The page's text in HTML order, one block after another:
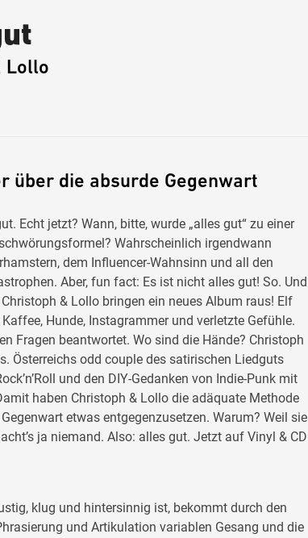
Lollo
über die absurde Gegenwart
Echt jetzt? Wann, bitte, wurde „alles gut“ zu einer
Wahrscheinlich irgendwann
dem Influencer-Wahnsinn und all den
Aber, fun fact: Es ist nicht alles gut! So. Und
& Lollo bringen ein neues Album raus! Elf
Hunde, Instagrammer und verletzte Gefühle.
Fragen beantwortet. Wo sind die Hände? Christoph
Österreichs odd couple des satirischen Liedguts
und den DIY-Gedanken von Indie-Punk mit
haben Christoph & Lollo die adäquate Methode
etwas entgegenzusetzen. Warum? Weil sie
ja niemand. Also: alles gut. Jetzt auf Vinyl & CD
klug und hintersinnig ist, bekommt durch den
und Artikulation variablen Gesang und die